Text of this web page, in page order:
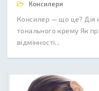
Консилери
Консилер — що це? Дія
тонального крему Як
відмінності...